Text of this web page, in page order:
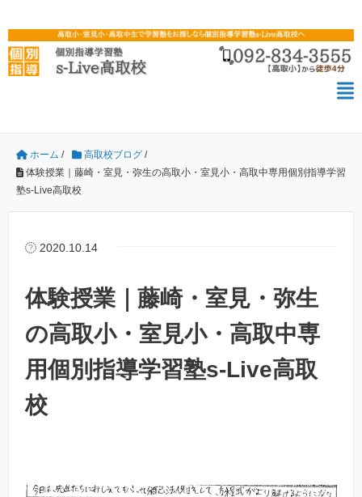
ホーム / 高取校ブログ/
体験授業｜藤崎・室見・弥生の高取小・室見小・高取中専用個別指導学習
塾s-Live高取校
2020.10.14
体験授業｜藤崎・室見・弥生
の高取小・室見小・高取中専
用個別指導学習塾s-Live高取
校